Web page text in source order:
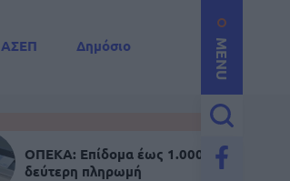
MENU
ΑΣΕΠ
Δημόσιο
ΟΠΕΚΑ: Επίδομα έως 1.000 ευρώ -
δεύτερη πληρωμή